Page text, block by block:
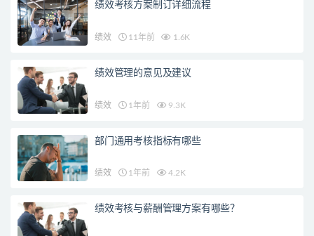
绩效考核方案制订详细流程
绩效 11年前 1.6K
绩效管理的意见及建议
绩效 1年前 9.3K
部门通用考核指标有哪些
绩效 1年前 4.2K
绩效考核与薪酬管理方案有哪些？